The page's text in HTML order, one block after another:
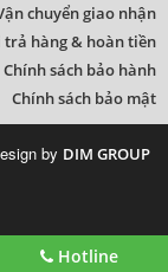
Hotline
chuyển giao nhận
hàng & hoàn tiền
Chính sách bảo hành
Chính sách bảo mật
by DIM GROUP